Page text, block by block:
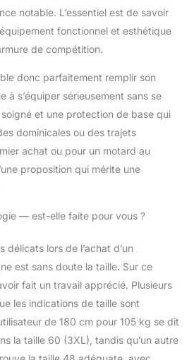
notable. L’essentiel est de savoir
fonctionnel et esthétique
de compétition.
donc parfaitement remplir son
à s’équiper sérieusement sans se
soigné et une protection de base qui
dominicales ou des trajets
achat ou pour un motard au
proposition qui mérite une
— est-elle faite pour vous ?
délicats lors de l’achat d’un
est sans doute la taille. Sur ce
fait un travail apprécié. Plusieurs
les indications de taille sont
de 180 cm pour 105 kg se dit
la taille 60 (3XL), tandis qu’un autre